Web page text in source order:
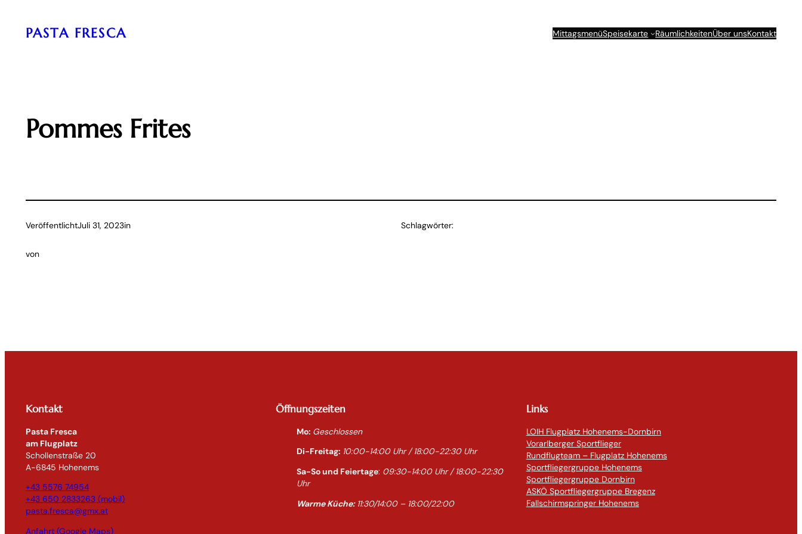
InhaltPASTA FRESCA MittagsmenüSpeisekarte RäumlichkeitenÜber unsKontakt
Pommes Frites
VeröffentlichtJuli 31, 2023in
von
Schlagwörter:
Kontakt
Pasta Fresca
am Flugplatz
Schollenstraße 20
A-6845 Hohenems
+43 5576 74954
+43 650 2833263 (mobil)
pasta.fresca@gmx.at
Anfahrt (Google Maps)
Öffnungszeiten
Mo: Geschlossen
Di-Freitag: 10:00-14:00 Uhr / 18:00-22:30Uhr
Sa-So und Feiertage: 09:30-14:00 Uhr / 18:00-22:30
Uhr
Warme Küche: 11:30/14:00 – 18:00/22:00
Links
LOIH Flugplatz Hohenems-Dornbirn
Vorarlberger Sportflieger
Rundflugteam – Flugplatz Hohenems
Sportfliegergruppe Hohenems
Sportfliegergruppe Dornbirn
ASKÖ Sportfliegergruppe Bregenz
Fallschirmspringer Hohenems